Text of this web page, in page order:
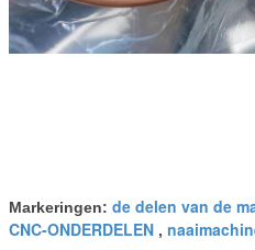
Markeringen: de delen van de
CNC-ONDERDELEN ,